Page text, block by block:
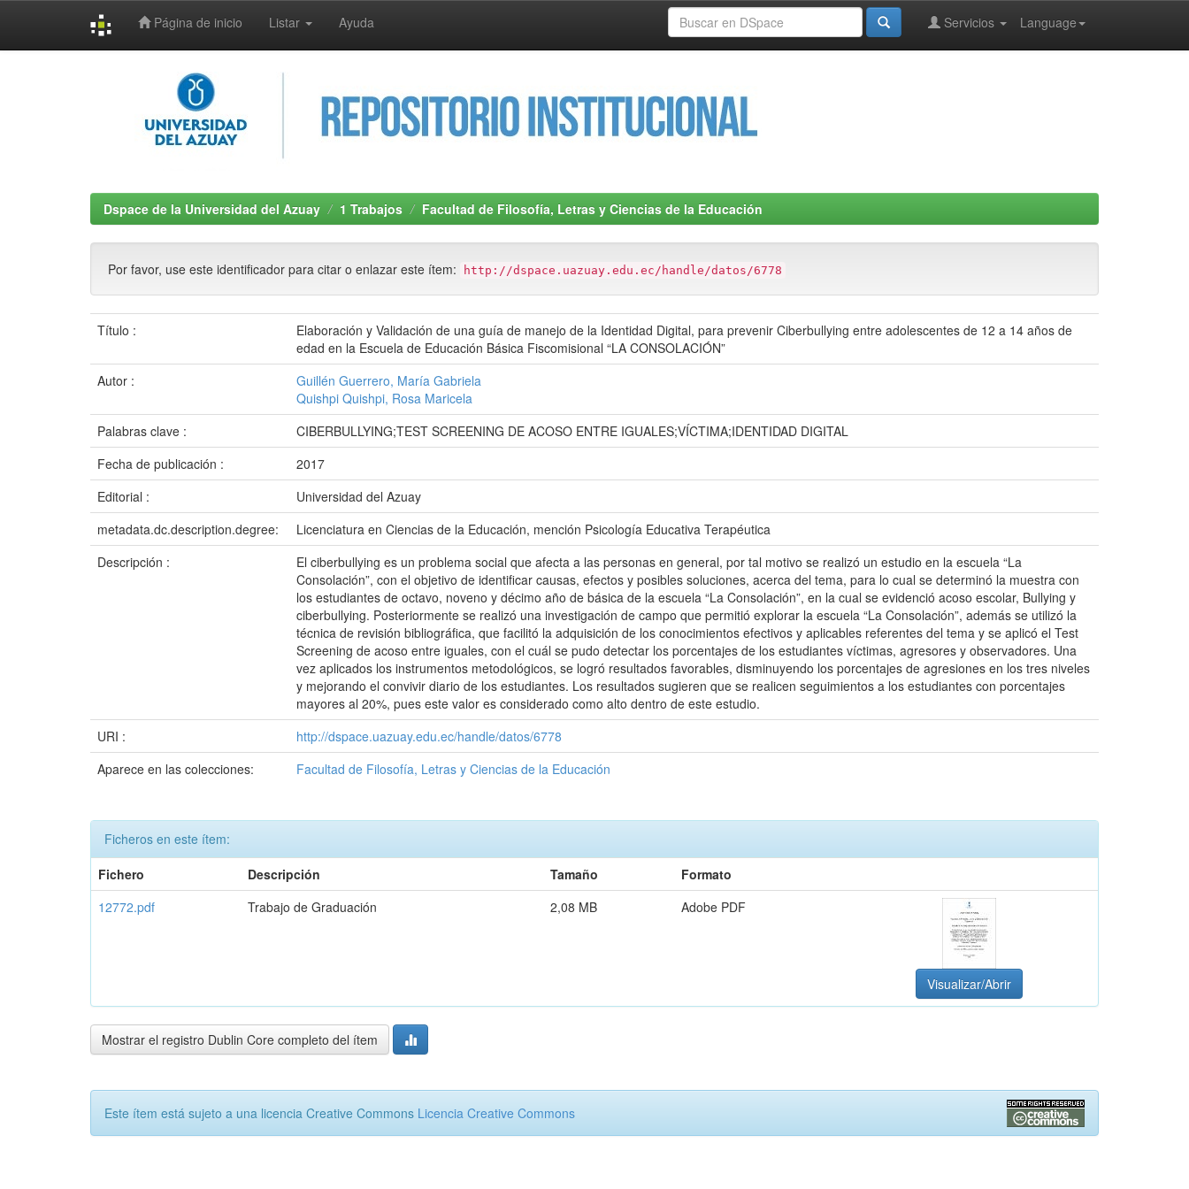
Página de inicio Listar Ayuda Language
Servicios
Dspace de la Universidad del Azuay 1 Trabajos Facultad de Filosofía, Letras y Ciencias de la Educación
Por favor, use este identificador para citar o enlazar este ítem: http://dspace.uazuay.edu.ec/handle/datos/6778
Título :
Elaboración y Validación de una guía de manejo de la Identidad Digital, para prevenir Ciberbullying entre adolescentes de 12 a 14 años de
edad en la Escuela de Educación Básica Fiscomisional “LA CONSOLACIÓN”
Autor :
Guillén Guerrero, María Gabriela
Quishpi Quishpi, Rosa Maricela
Palabras clave :
CIBERBULLYING;TEST SCREENING DE ACOSO ENTRE IGUALES;VÍCTIMA;IDENTIDAD DIGITAL
Fecha de publicación :
2017
Editorial :
Universidad del Azuay
metadata.dc.description.degree:
Licenciatura en Ciencias de la Educación, mención Psicología Educativa Terapéutica
Descripción :
El ciberbullying es un problema social que afecta a las personas en general, por tal motivo se realizó un estudio en la escuela “La
Consolación”, con el objetivo de identificar causas, efectos y posibles soluciones, acerca del tema, para lo cual se determinó la muestra con
los estudiantes de octavo, noveno y décimo año de básica de la escuela “La Consolación”, en la cual se evidenció acoso escolar, Bullying y
ciberbullying. Posteriormente se realizó una investigación de campo que permitió explorar la escuela “La Consolación”, además se utilizó la
técnica de revisión bibliográfica, que facilitó la adquisición de los conocimientos efectivos y aplicables referentes del tema y se aplicó el Test
Screening de acoso entre iguales, con el cuál se pudo detectar los porcentajes de los estudiantes víctimas, agresores y observadores. Una
vez aplicados los instrumentos metodológicos, se logró resultados favorables, disminuyendo los porcentajes de agresiones en los tres niveles
y mejorando el convivir diario de los estudiantes. Los resultados sugieren que se realicen seguimientos a los estudiantes con porcentajes
mayores al 20%, pues este valor es considerado como alto dentro de este estudio.
URI :
http://dspace.uazuay.edu.ec/handle/datos/6778
Aparece en las colecciones:
Facultad de Filosofía, Letras y Ciencias de la Educación
Ficheros en este ítem:
Fichero
Descripción Tamaño
Formato
12772.pdf
Trabajo de Graduación 2,08 MB Adobe PDF
Visualizar/Abrir
Mostrar el registro Dublin Core completo del ítem
Este ítem está sujeto a una licencia Creative Commons Licencia Creative Commons